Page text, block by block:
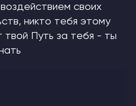
своих
никто тебя этому
твой Путь за тебя - ты